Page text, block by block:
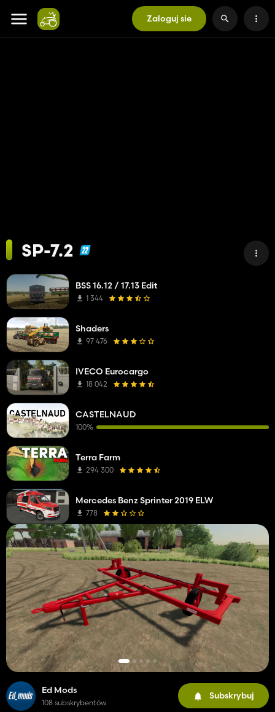
Zaloguj sie
SP-7.2
Ed Mods
108 subskrybentów
Subskrybuj
BSS 16.12 / 17.13 Edit
1 344
Shaders
97 476
IVECO Eurocargo
18 042
CASTELNAUD
100%
Terra Farm
294 300
Mercedes Benz Sprinter 2019 ELW
778